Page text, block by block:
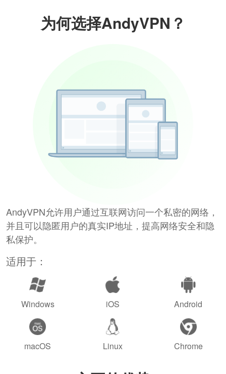
为何选择AndyVPN？
AndyVPN允许用户通过互联网访问一个私密的网络，
并且可以隐匿用户的真实IP地址，提高网络安全和隐
私保护。
适用于：
Windows iOS Android
macOS Linux Chrome